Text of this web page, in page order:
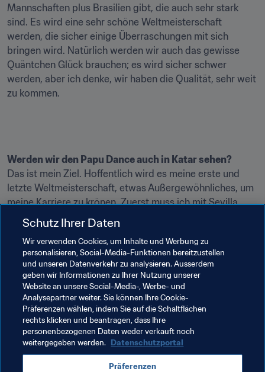
Mannschaften plus Brasilien gibt, die auch sehr stark
sind. Es wird eine sehr schöne Weltmeisterschaft
werden, die sicher einige Überraschungen mit sich
bringen wird. Natürlich werden wir auch das gewisse
Quäntchen Glück brauchen; es wird sicher schwer
werden, aber ich denke, wir haben die Qualität, sehr weit
zu kommen.
Werden wir den Papu Dance auch in Katar sehen?
Das ist mein Ziel. Hoffentlich wird es meine erste und
letzte Weltmeisterschaft, etwas Außergewöhnliches, um
meine Karriere zu krönen. Zuerst muss ich mit Sevilla
eine gute Saison spielen, auf hohem Niveau bleiben und
versuchen, hier helfen zu können. Die Zeit vergeht sehr
schnell, es ist nur noch knapp ein Jahr bis dahin und mein
Ziel ist es, unter den 23 argentinischen Spielern zu sein,
die bei der Weltmeisterschaft dabei sein dürfen.
Verwandte Themen
FIFA Fussball-Weltmeisterschaft Katar 2022™
Schutz Ihrer Daten
Wir verwenden Cookies, um Inhalte und Werbung zu
personalisieren, Social-Media-Funktionen bereitzustellen
und unseren Datenverkehr zu analysieren. Ausserdem
geben wir Informationen zu Ihrer Nutzung unserer
Website an unsere Social-Media-, Werbe- und
Analysepartner weiter. Sie können Ihre Cookie-
Präferenzen wählen, indem Sie auf die Schaltflächen
rechts klicken und beantragen, dass Ihre
personenbezogenen Daten weder verkauft noch
weitergegeben werden. Datenschutzportal
Präferenzen